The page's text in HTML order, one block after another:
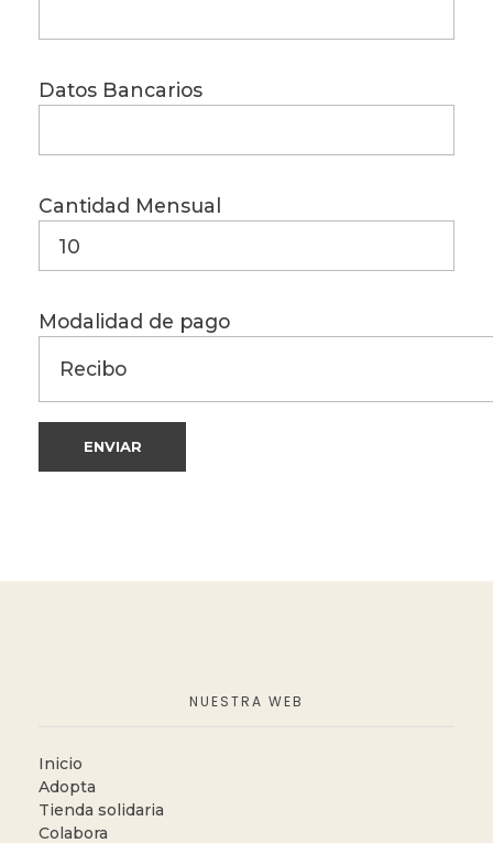
Datos Bancarios
Cantidad Mensual
Modalidad de pago
NUESTRA WEB
Inicio
Adopta
Tienda solidaria
Colabora